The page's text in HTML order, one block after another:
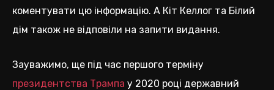
коментувати цю інформацію. А Кіт Келлог та Білий
дім також не відповіли на запити видання.
Зауважимо, ще під час першого терміну
президентства Трампа у 2020 році державний